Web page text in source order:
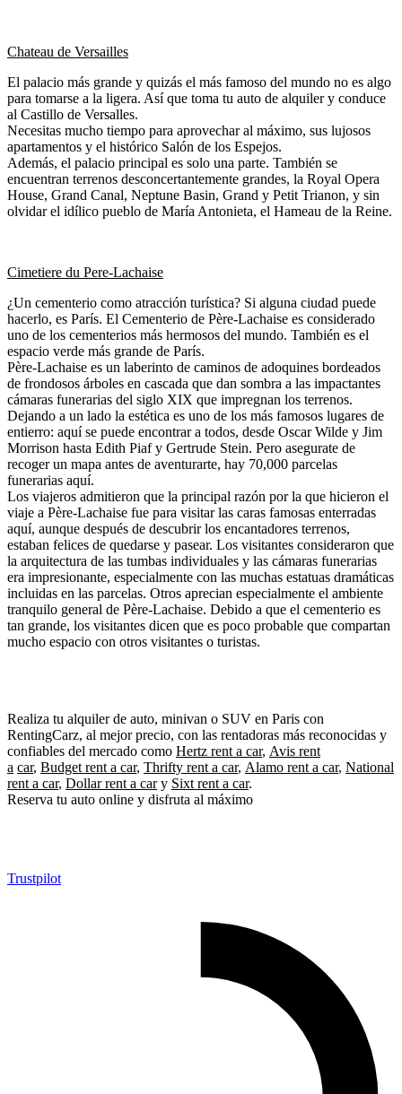
Chateau de Versailles
El palacio más grande y quizás el más famoso del mundo no es algo
para tomarse a la ligera. Así que toma tu auto de alquiler y conduce
al Castillo de Versalles.
Necesitas mucho tiempo para aprovechar al máximo, sus lujosos
apartamentos y el histórico Salón de los Espejos.
Además, el palacio principal es solo una parte. También se
encuentran terrenos desconcertantemente grandes, la Royal Opera
House, Grand Canal, Neptune Basin, Grand y Petit Trianon, y sin
olvidar el idílico pueblo de María Antonieta, el Hameau de la Reine.
Cimetiere du Pere-Lachaise
¿Un cementerio como atracción turística? Si alguna ciudad puede
hacerlo, es París. El Cementerio de Père-Lachaise es considerado
uno de los cementerios más hermosos del mundo. También es el
espacio verde más grande de París.
Père-Lachaise es un laberinto de caminos de adoquines bordeados
de frondosos árboles en cascada que dan sombra a las impactantes
cámaras funerarias del siglo XIX que impregnan los terrenos.
Dejando a un lado la estética es uno de los más famosos lugares de
entierro: aquí se puede encontrar a todos, desde Oscar Wilde y Jim
Morrison hasta Edith Piaf y Gertrude Stein. Pero asegurate de
recoger un mapa antes de aventurarte, hay 70,000 parcelas
funerarias aquí.
Los viajeros admitieron que la principal razón por la que hicieron el
viaje a Père-Lachaise fue para visitar las caras famosas enterradas
aquí, aunque después de descubrir los encantadores terrenos,
estaban felices de quedarse y pasear. Los visitantes consideraron que
la arquitectura de las tumbas individuales y las cámaras funerarias
era impresionante, especialmente con las muchas estatuas dramáticas
incluidas en las parcelas. Otros aprecian especialmente el ambiente
tranquilo general de Père-Lachaise. Debido a que el cementerio es
tan grande, los visitantes dicen que es poco probable que compartan
mucho espacio con otros visitantes o turistas.
Realiza tu alquiler de auto, minivan o SUV en Paris con
RentingCarz, al mejor precio, con las rentadoras más reconocidas y
confiables del mercado como Hertz rent a car, Avis rent
a car, Budget rent a car, Thrifty rent a car, Alamo rent a car, National
rent a car, Dollar rent a cary Sixt rent a car.
Reserva tu auto online y disfruta al máximo
Trustpilot